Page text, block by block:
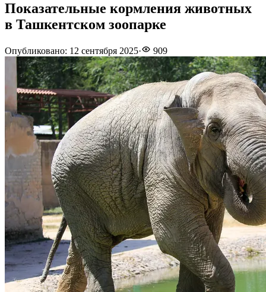
Показательные кормления животных
в Ташкентском зоопарке
Опубликовано: 12 сентября 2025· 909